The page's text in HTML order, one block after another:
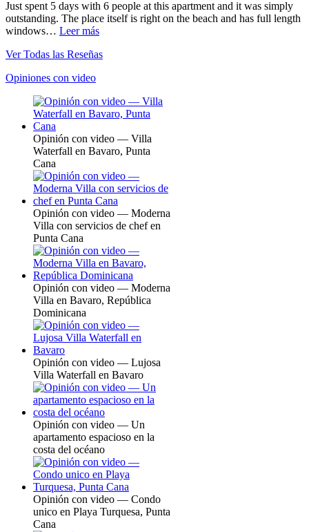
Just spent 5 days with 6 people at this apartment and it was simply
outstanding. The place itself is right on the beach and has full length
windows… Leer más
Ver Todas las Reseñas
Opiniones con video
Opinión con video — Villa
Waterfall en Bavaro, Punta
Cana
Opinión con video — Moderna
Villa con servicios de chef en
Punta Cana
Opinión con video — Moderna
Villa en Bavaro, República
Dominicana
Opinión con video — Lujosa
Villa Waterfall en Bavaro
Opinión con video — Un
apartamento espacioso en la
costa del océano
Opinión con video — Condo
unico en Playa Turquesa, Punta
Cana